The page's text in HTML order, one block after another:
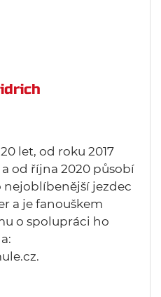
let, od roku 2017
od října 2020 působí
nejoblíbenější jezdec
a je fanouškem
o spolupráci ho